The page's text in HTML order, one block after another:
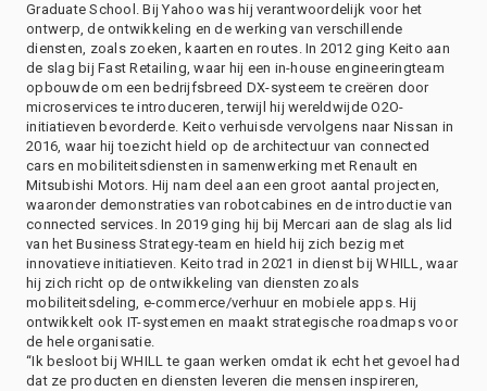
Graduate School. Bij Yahoo was hij verantwoordelijk voor het
ontwerp, de ontwikkeling en de werking van verschillende
diensten, zoals zoeken, kaarten en routes. In 2012 ging Keito aan
de slag bij Fast Retailing, waar hij een in-house engineeringteam
opbouwde om een bedrijfsbreed DX-systeem te creëren door
microservices te introduceren, terwijl hij wereldwijde O2O-
initiatieven bevorderde. Keito verhuisde vervolgens naar Nissan in
2016, waar hij toezicht hield op de architectuur van connected
cars en mobiliteitsdiensten in samenwerking met Renault en
Mitsubishi Motors. Hij nam deel aan een groot aantal projecten,
waaronder demonstraties van robotcabines en de introductie van
connected services. In 2019 ging hij bij Mercari aan de slag als lid
van het Business Strategy-team en hield hij zich bezig met
innovatieve initiatieven. Keito trad in 2021 in dienst bij WHILL, waar
hij zich richt op de ontwikkeling van diensten zoals
mobiliteitsdeling, e-commerce/verhuur en mobiele apps. Hij
ontwikkelt ook IT-systemen en maakt strategische roadmaps voor
de hele organisatie.
“Ik besloot bij WHILL te gaan werken omdat ik echt het gevoel had
dat ze producten en diensten leveren die mensen inspireren,